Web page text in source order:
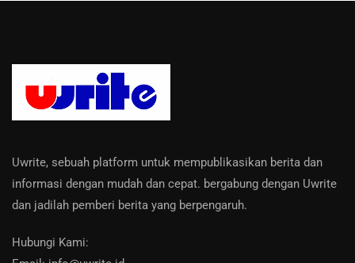
Uwrite, sebuah platform untuk mempublikasikan berita dan
informasi dengan mudah dan cepat. bergabung dengan Uwrite
dan jadilah pemberi berita yang berpengaruh.
Hubungi Kami: